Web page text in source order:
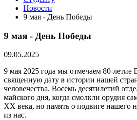
Новости
9 мая - День Победы
9 мая - День Победы
09.05.2025
9 мая 2025 года мы отмечаем 80-
священную дату в истории нашей
человечества. Восемь десятилетий
майского дня, когда смолкли орудия
XX века, но память о подвиге нашего
из нас.